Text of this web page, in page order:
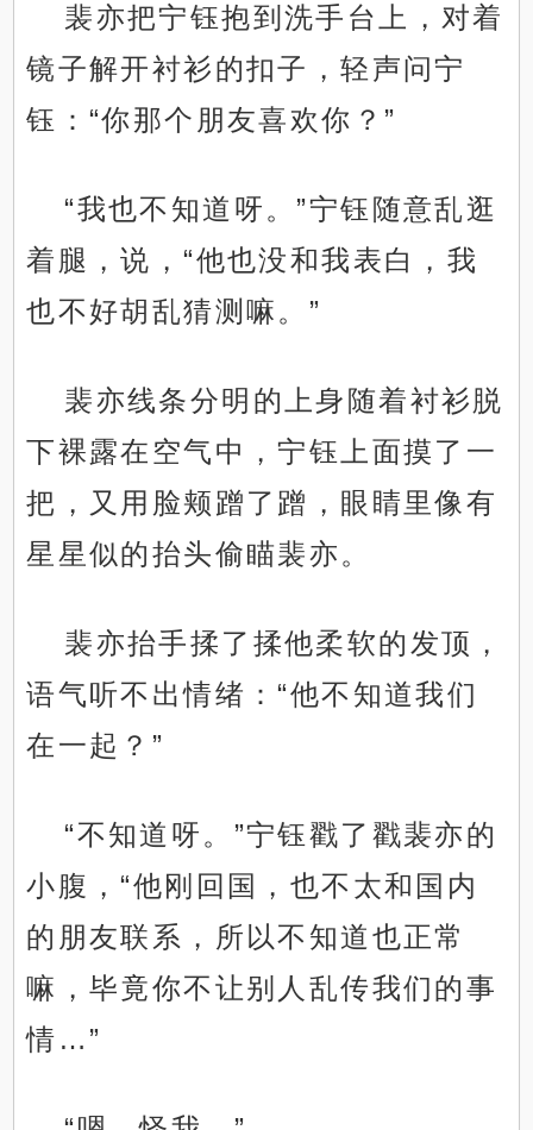
裴亦把宁钰抱到洗手台上，对着
镜子解开衬衫的扣子，轻声问宁
钰：“你那个朋友喜欢你？”
“我也不知道呀。”宁钰随意乱逛
着腿，说，“他也没和我表白，我
也不好胡乱猜测嘛。”
裴亦线条分明的上身随着衬衫脱
下裸露在空气中，宁钰上面摸了一
把，又用脸颊蹭了蹭，眼睛里像有
星星似的抬头偷瞄裴亦。
裴亦抬手揉了揉他柔软的发顶，
语气听不出情绪：“他不知道我们
在一起？”
“不知道呀。”宁钰戳了戳裴亦的
小腹，“他刚回国，也不太和国内
的朋友联系，所以不知道也正常
嘛，毕竟你不让别人乱传我们的事
情…”